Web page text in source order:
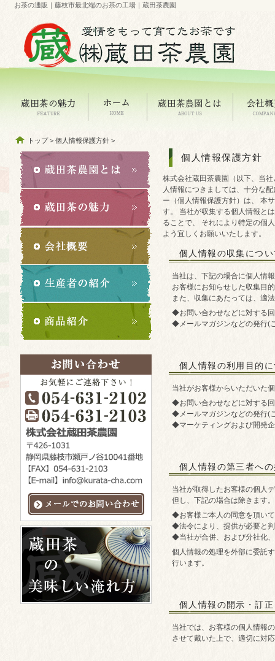
お茶の通販｜藤枝市最北端のお茶の工場｜蔵田茶農園
トップ> 個人情報保護方針 >
個人情報保護方針
株式会社蔵田茶農園（以下、当
人情報につきましては、十分な
ー（個人情報保護方針）は、 本
す。 当社が収集する個人情報と
ることで、 それにより特定の個
よう宜しくお願いいたしま
個人情報の収集につ
当社は、下記の場合に個人情
お客様にお知らせした収集目
また、収集にあたっては、適
◆お問い合わせなどに対する
◆メールマガジンなどの発行(
個人情報の利用目的
当社がお客様からいただいた
◆お問い合わせなどに対する
◆メールマガジンなどの発行(
◆マーケティングおよび開発
個人情報の第三者へ
当社が取得したお客様の個人
但し、下記の場合は除きます。
◆お客様ご本人の同意を頂い
◆法令により、提供が必要と
◆当社が合併、および分社化
個人情報の処理を外部に委託
行います。
個人情報の開示・訂
当社では、お客様の個人情報
させて戴いた上で、適切に対